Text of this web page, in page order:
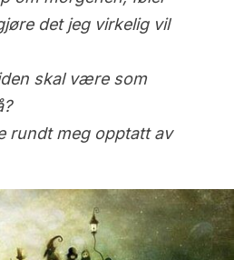
det jeg virkelig vil
skal være som
rundt meg opptatt av